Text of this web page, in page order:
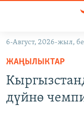
Навигацияга
өтүңүз
Издөөгө
салыңызКЫРГЫЗСТАН
ДҮЙНӨ
УКРАИНА
6-Август, 2026-жыл,
ЖАҢЫЛЫКТАР
дүйнө